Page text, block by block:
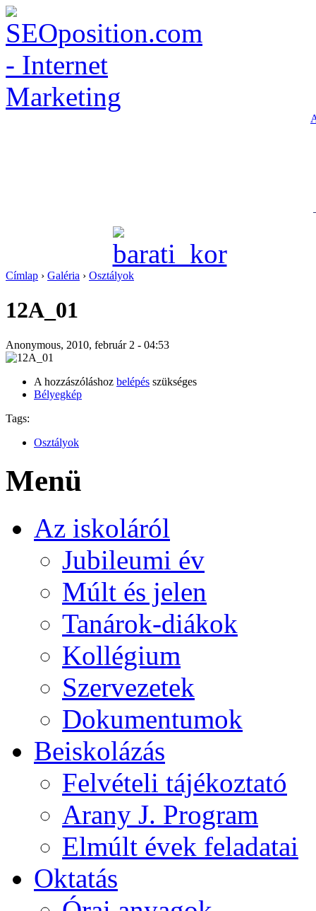
Címlap › Galéria › Osztályok
12A_01
Anonymous, 2010, február 2 - 04:53
A hozzászóláshoz belépés szükséges
Bélyegkép
Tags:
Osztályok
Menü
Az iskoláról
Jubileumi év
Múlt és jelen
Tanárok-diákok
Kollégium
Szervezetek
Dokumentumok
Beiskolázás
Felvételi tájékoztató
Arany J. Program
Elmúlt évek feladatai
Oktatás